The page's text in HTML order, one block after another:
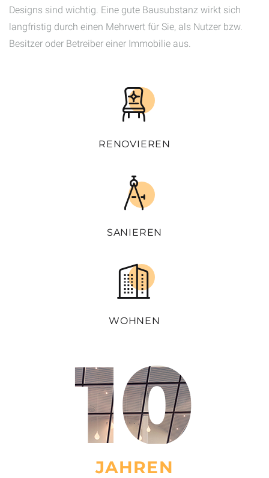
Designs sind wichtig. Eine gute Bausubstanz wirkt sich
langfristig durch einen Mehrwert für Sie, als Nutzer bzw.
Besitzer oder Betreiber einer Immobilie aus.
RENOVIEREN
SANIEREN
WOHNEN
10
JAHREN